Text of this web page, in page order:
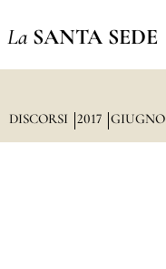
La SANTA SEDE
DISCORSI 2017 GIUGNO